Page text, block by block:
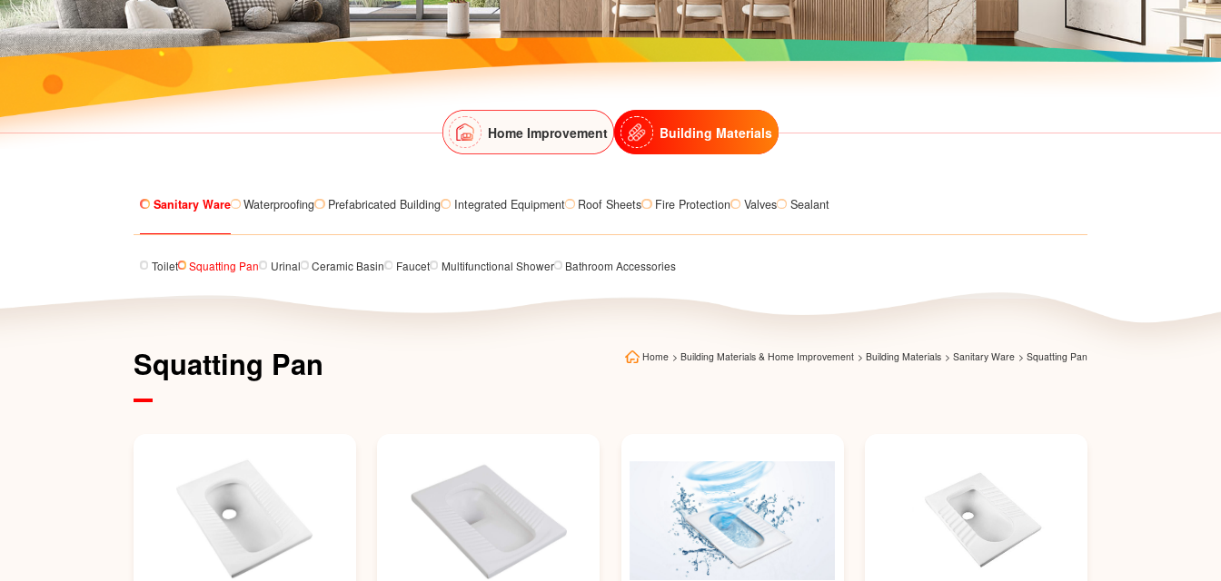
Home Improvement Building Materials
Sanitary Ware Waterproofing Prefabricated Building Integrated Equipment Roof Sheets Fire Protection Valves Sealant
Toilet Squatting Pan Urinal Ceramic Basin Faucet Multifunctional Shower Bathroom Accessories
Squatting Pan Home > Building Materials & Home Improvement > Building Materials > Sanitary Ware > Squatting Pan